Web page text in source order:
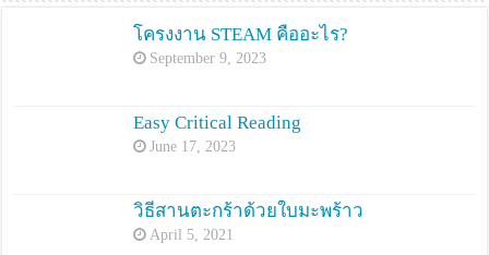
โครงงาน STEAM คืออะไร?
September 9, 2023
Easy Critical Reading
June 17, 2023
วิธีสานตะกร้าด้วยใบมะพร้าว
April 5, 2021